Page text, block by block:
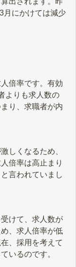
月にかけては減少
倍率です。有効
よりも求人数の
り、求職者が内
しくなるため、
倍率は高止まり
言われていまし
けて、求人数が
、求人倍率が低
、採用を考えて
いるのです。